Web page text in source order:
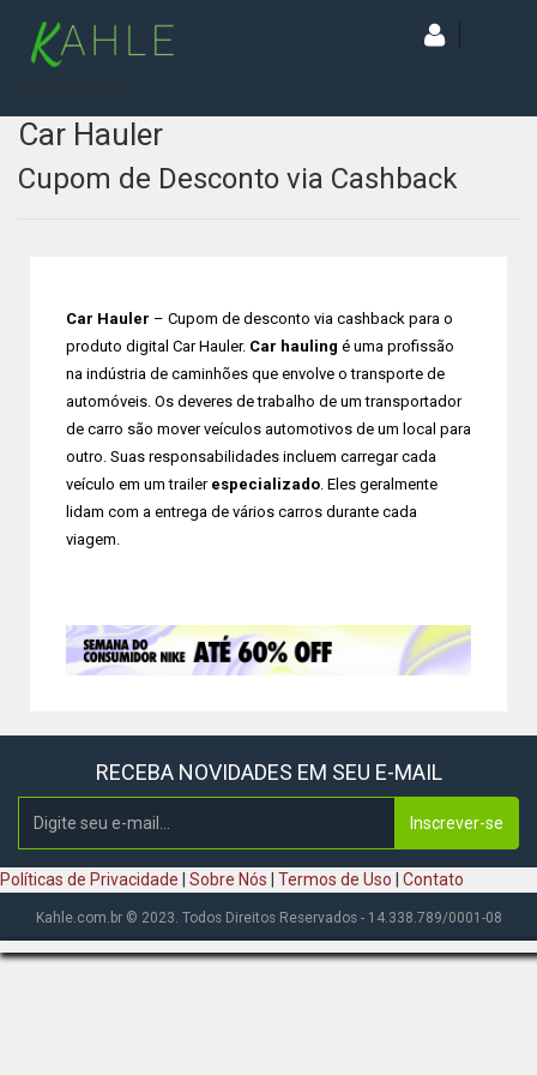
Car Hauler
Cupom de Desconto via Cashback
Car Hauler – Cupom de desconto via cashback para o
produto digital Car Hauler. Car hauling é uma profissão
na indústria de caminhões que envolve o transporte de
automóveis. Os deveres de trabalho de um transportador
de carro são mover veículos automotivos de um local para
outro. Suas responsabilidades incluem carregar cada
veículo em um trailer especializado. Eles geralmente
lidam com a entrega de vários carros durante cada
viagem.
RECEBA NOVIDADES EM SEU E-MAIL
Inscrever-se
Políticas de Privacidade Sobre Nós Termos de Uso Contato
Kahle.com.br © 2023. Todos Direitos Reservados - 14.338.789/0001-08